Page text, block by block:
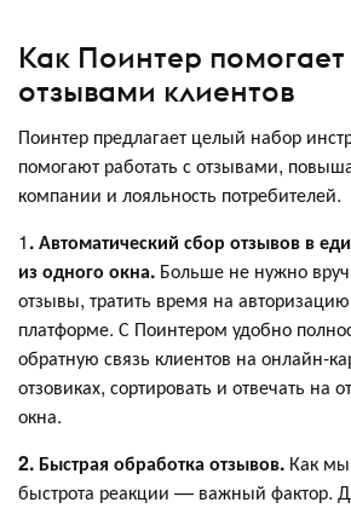
Как Поинтер помогает
отзывами клиентов
Поинтер предлагает целый набор
помогают работать с отзывами,
компании и лояльность потребителей.
1. Автоматический сбор отзывов в
из одного окна. Больше не нужно
отзывы, тратить время на
платформе. С Поинтером удобно
обратную связь клиентов на онлайн-
отзовиках, сортировать и отвечать на
окна.
2. Быстрая обработка отзывов. Как
быстрота реакции — важный фактор.